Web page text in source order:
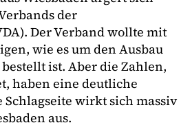
der
Der Verband wollte mit
wie es um den Ausbau
ist. Aber die Zahlen,
haben eine deutliche
Schlagseite wirkt sich massiv
aus.